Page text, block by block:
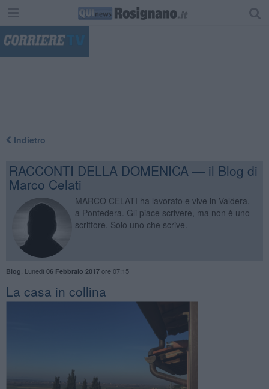
Indietro
RACCONTI DELLA DOMENICA — il Blog di
Marco Celati
MARCO CELATI ha lavorato e vive in Valdera,
a Pontedera. Gli piace scrivere, ma non è uno
scrittore. Solo uno che scrive.
Blog Lunedì 06 Febbraio 2017ore 07:15
La casa in collina